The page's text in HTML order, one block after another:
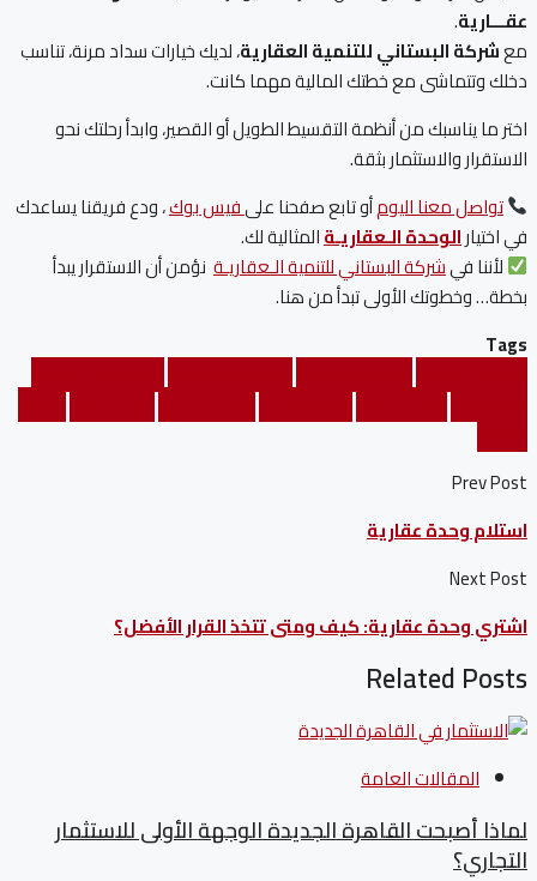
عقـــارية.
معشركة البستاني للتنمية العقارية، لديك خيارات سداد مرنة، تناسب
دخلك وتتماشى مع خطتك المالية مهما كانت.
اختر ما يناسبك من أنظمة التقسيط الطويل أو القصير، وابدأ رحلتك نحو
الاستقرار والاستثمار بثقة.
تواصل معنا اليومأو تابع صفحنا علىفيس بوك، ودع فريقنا يساعدك
في اختيارالوحدة الـعقاريـةالمثالية لك.
لأننا فيشركة البستاني للتنمية الـعقاريـة نؤمن أن الاستقرار يبدأ
بخطة… وخطوتك الأولى تبدأ من هنا.
Tags
Prev Post
استلام وحدة عقارية
Next Post
اشتري وحدة عقارية: كيف ومتى تتخذ القرار الأفضل؟
Related Posts
المقالات العامة
لماذا أصبحت القاهرة الجديدة الوجهة الأولى للاستثمار
التجاري؟